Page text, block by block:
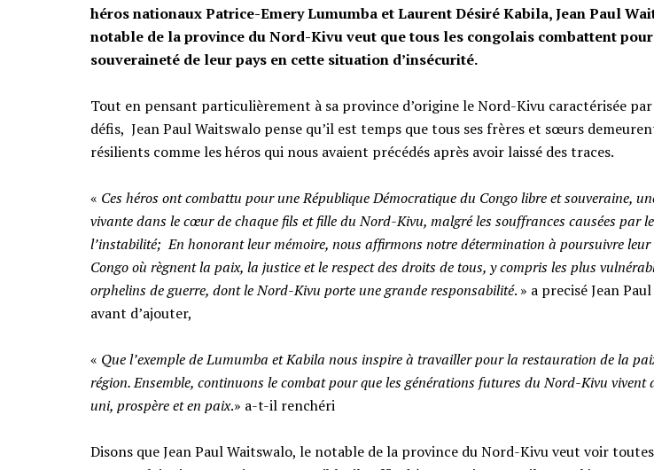
héros nationaux Patrice-Emery Lumumba et Laurent Désiré Kabila, Jean Paul
notable de la province du Nord-Kivu veut que tous les congolais combattent
souveraineté de leur pays en cette situation d’insécurité.
‎Tout en pensant particulièrement à sa province d’origine le Nord-Kivu caractérisée
défis, Jean Paul Waitswalo pense qu’il est temps que tous ses frères et sœurs
résilients comme les héros qui nous avaient précédés après avoir laissé des traces.
‎« Ces héros ont combattu pour une République Démocratique du Congo libre et souveraine,
vivante dans le cœur de chaque fils et fille du Nord-Kivu, malgré les souffrances causées par
l’instabilité; En honorant leur mémoire, nous affirmons notre détermination à poursuivre
Congo où règnent la paix, la justice et le respect des droits de tous, y compris les plus
orphelins de guerre, dont le Nord-Kivu porte une grande responsabilité. » a precisé Jean
avant d’ajouter,
‎« Que l’exemple de Lumumba et Kabila nous inspire à travailler pour la restauration de la
région. Ensemble, continuons le combat pour que les générations futures du Nord-Kivu vivent
uni, prospère et en paix.» a-t-il renchéri
‎Disons que Jean Paul Waitswalo, le notable de la province du Nord-Kivu veut voir